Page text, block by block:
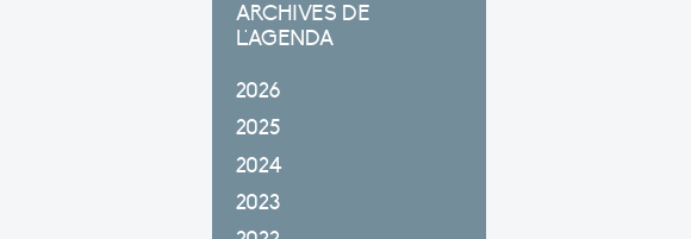
ARCHIVES DE
L'AGENDA
2026
2025
2024
2023